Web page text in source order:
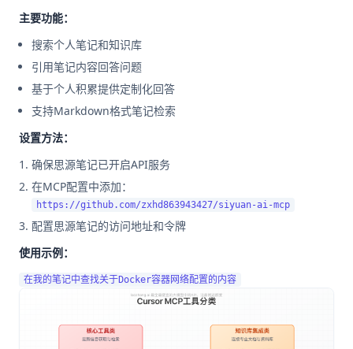
主要功能：
搜索个人笔记和知识库
引用笔记内容回答问题
基于个人积累提供定制化回答
支持Markdown格式笔记检索
设置方法：
确保思源笔记已开启API服务
在MCP配置中添加：
https://github.com/zxhd863943427/siyuan-ai-mcp
配置思源笔记的访问地址和令牌
使用示例：